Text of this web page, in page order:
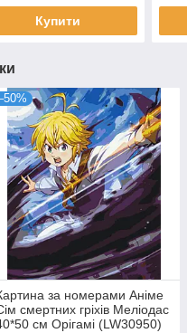
Купити
за номерами Аніме
смертних гріхів Меліодас
см Орігамі (LW30950)